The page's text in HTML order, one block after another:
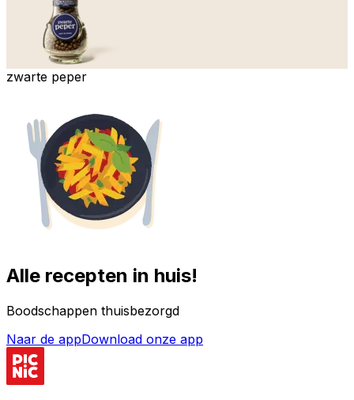
zwarte peper
Alle recepten in huis!
Boodschappen thuisbezorgd
Naar de appDownload onze app